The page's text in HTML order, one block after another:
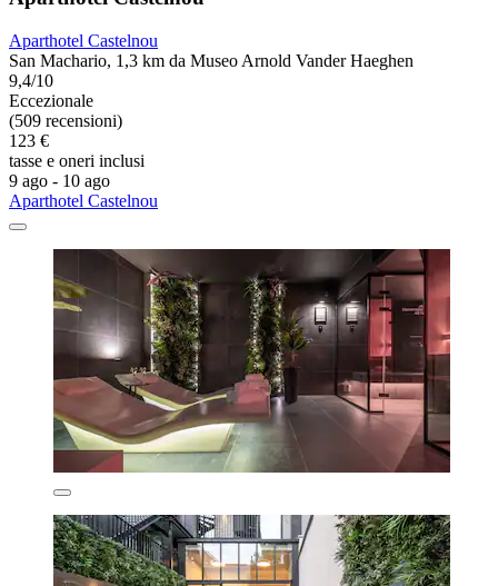
Aparthotel Castelnou
San Machario, 1,3 km da Museo Arnold Vander Haeghen
9,4/10
Eccezionale
(509 recensioni)
123 €
tasse e oneri inclusi
9 ago - 10 ago
Aparthotel Castelnou